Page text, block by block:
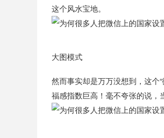
这个风水宝地。
大图模式
然而事实却是万万没想到，这个
福感指数巨高！毫不夸张的说，